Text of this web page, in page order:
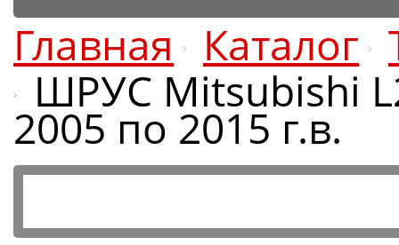
Главная Каталог
ШРУС Mitsubishi
2005 по 2015 г.в.